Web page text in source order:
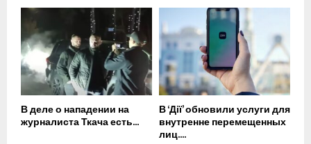
В деле о нападении на
журналиста Ткача есть...
В ‘Дії’ обновили услуги для
внутренне перемещенных
лиц....